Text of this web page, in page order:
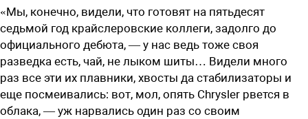
«Мы, конечно, видели, что готовят на пятьдесят
седьмой год крайслеровские коллеги, задолго до
официального дебюта, — у нас ведь тоже своя
разведка есть, чай, не лыком шиты… Видели много
раз все эти их плавники, хвосты да стабилизаторы и
еще посмеивались: вот, мол, опять Chrysler рвется в
облака, — уж нарвались один раз со своим